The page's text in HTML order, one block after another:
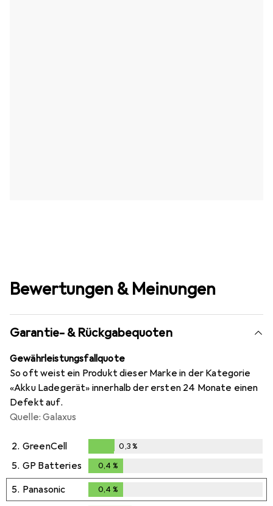
Bewertungen & Meinungen
Garantie- & Rückgabequoten
Gewährleistungsfallquote
So oft weist ein Produkt dieser Marke in der Kategorie
«Akku Ladegerät» innerhalb der ersten 24 Monate einen
Defekt auf.
Quelle: Galaxus
2. GreenCell
0,3%
0,3%
5. GP Batteries 0,4 %
5. Panasonic 0,4 %